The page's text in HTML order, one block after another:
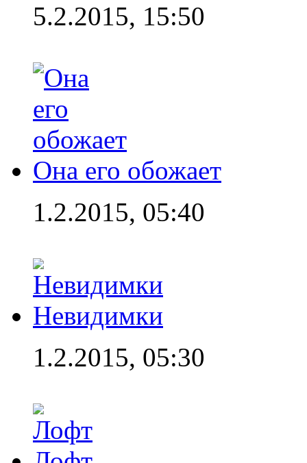
5.2.2015, 15:50
Она его обожает
1.2.2015, 05:40
Невидимки
1.2.2015, 05:30